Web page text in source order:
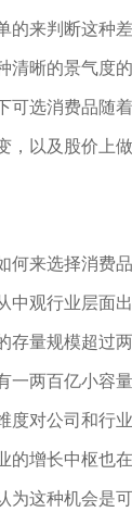
的来判断这种
清晰的景气度
选消费品随
，以及股价上
何来选择消费
观行业层面
存量规模超过
一两百亿小容
对公司和行业
增长中枢也
这种机会是